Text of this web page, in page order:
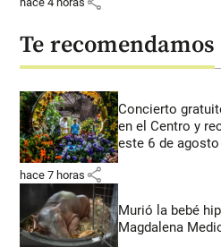
Te recomendamos
Concierto
en el Centro y
este 6 de
hace 7 horas share
Murió la bebé
Magdalena